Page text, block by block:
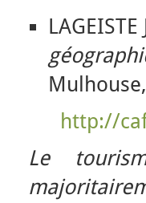
http://
Le